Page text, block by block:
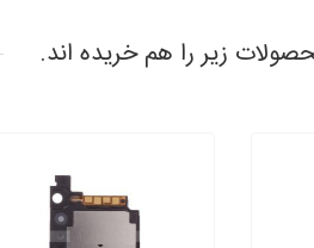
زیر را هم خریده اند.